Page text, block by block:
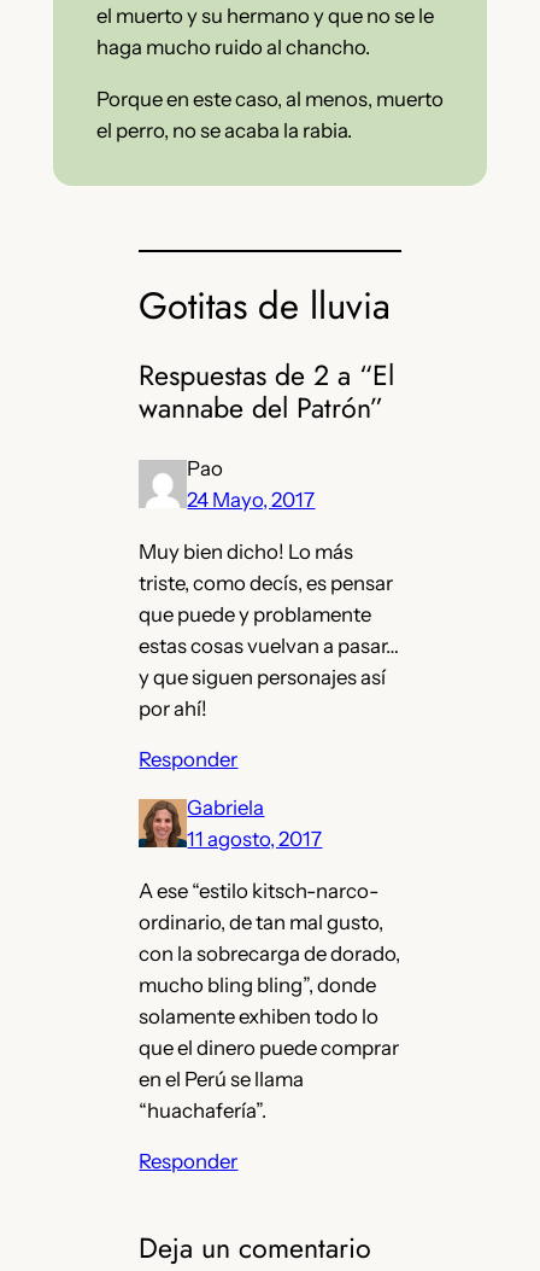
el muerto y su hermano y que no se le
haga mucho ruido al chancho.
Porque en este caso, al menos, muerto
el perro, no se acaba la rabia.
Gotitas de lluvia
Respuestas de 2 a “El
wannabe del Patrón”
Pao
24 Mayo, 2017
Muy bien dicho! Lo más
triste, como decís, es pensar
que puede y problamente
estas cosas vuelvan a pasar…
y que siguen personajes así
por ahí!
Responder
Gabriela
11 agosto, 2017
A ese “estilo kitsch-narco-
ordinario, de tan mal gusto,
con la sobrecarga de dorado,
mucho bling bling”, donde
solamente exhiben todo lo
que el dinero puede comprar
en el Perú se llama
“huachafería”.
Responder
Deja un comentario